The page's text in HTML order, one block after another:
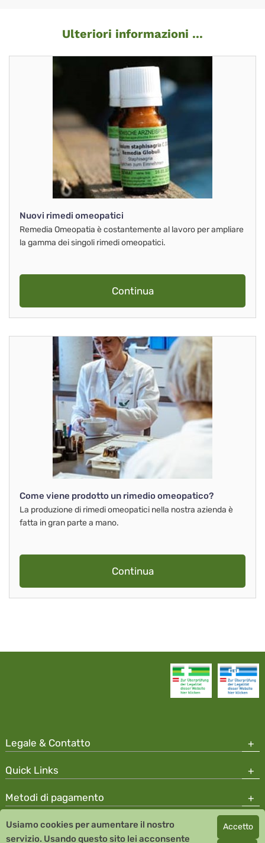
Ulteriori informazioni ...
Nuovi rimedi omeopatici
Remedia Omeopatia è costantemente al lavoro per ampliare
la gamma dei singoli rimedi omeopatici.
Continua
Come viene prodotto un rimedio omeopatico?
La produzione di rimedi omeopatici nella nostra azienda è
fatta in gran parte a mano.
Continua
Legale & Contatto
Quick Links
Metodi di pagamento
Copyright © 2026 Team Santé Salvator Apotheke
Usiamo cookies per aumentare il nostro
servizio. Usando questo sito lei acconsente
Accetto